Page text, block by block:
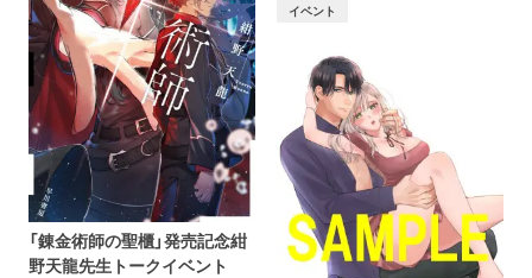
「錬金術師の聖櫃」発売記念紺
野天龍先生トークイベント
イベント